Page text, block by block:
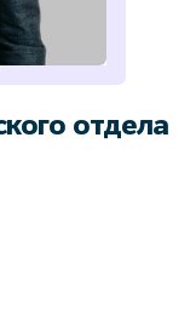
отдела